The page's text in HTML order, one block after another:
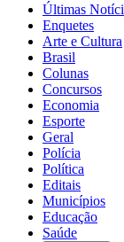
Últimas
Enquetes
Arte e Cultura
Brasil
Colunas
Concursos
Economia
Esporte
Geral
Polícia
Política
Editais
Municípios
Educação
Saúde